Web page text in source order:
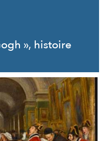
», histoire